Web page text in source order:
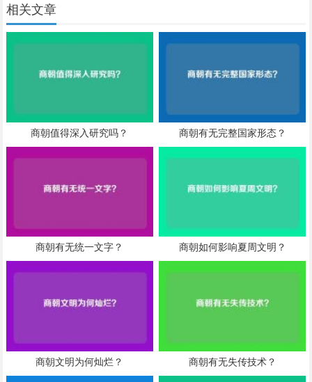
相关文章
商朝值得深入研究吗？ 商朝有无完整国家形态？
商朝有无统一文字？ 商朝如何影响夏周文明？
商朝文明为何灿烂？ 商朝有无失传技术？